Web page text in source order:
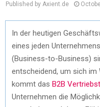
Published by Axient.de
In der heutigen
eines jeden
(Business-to-Business)
entscheidend, um sich im
kommt das B2B
Unternehmen die